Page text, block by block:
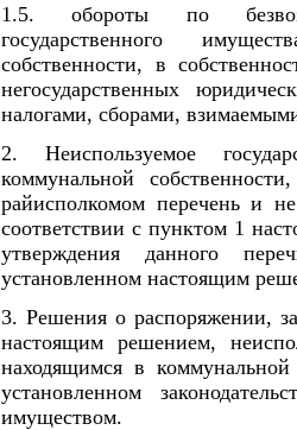
1.5. обороты по
государственного
собственности, в
негосударственных
налогами, сборами,
2. Неиспользуемое
коммунальной
райисполкомом перечень и
соответствии с пунктом 1
утверждения данного
установленном настоящим
3. Решения о распоряжении,
настоящим решением,
находящимся в
установленном
имуществом.